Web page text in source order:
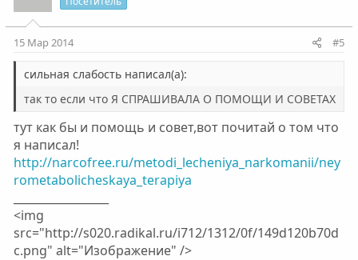
15 Мар 2014 #5
сильная слабость написал(а):
так то если что Я СПРАШИВАЛА О ПОМОЩИ И СОВЕТАХ
тут как бы и помощь и совет,вот почитай о том что
я написал!
http://narcofree.ru/metodi_lecheniya_narkomanii/ney
rometabolicheskaya_terapiya
<img
src="http://s020.radikal.ru/i712/1312/0f/149d120b70d
c.png" alt="Изображение" />